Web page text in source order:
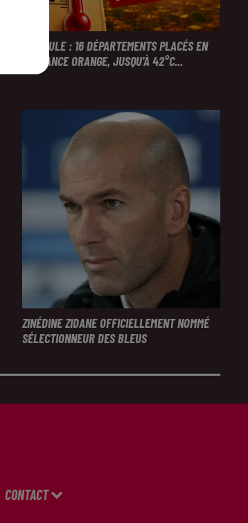
CANICULE : 16 DÉPARTEMENTS PLACÉS EN
VIGILANCE ORANGE, JUSQU'À 42°C...
ZINÉDINE ZIDANE OFFICIELLEMENT NOMMÉ
SÉLECTIONNEUR DES BLEUS
CONTACT